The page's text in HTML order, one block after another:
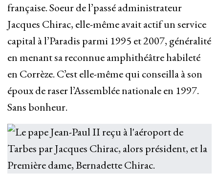
française. Soeur de l’passé administrateur
Jacques Chirac, elle-même avait actif un service
capital à l’Paradis parmi 1995 et 2007, généralité
en menant sa reconnue amphithéâtre habileté
en Corrèze. C’est elle-même qui conseilla à son
époux de raser l’Assemblée nationale en 1997.
Sans bonheur.